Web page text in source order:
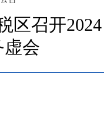
区召开2024
虚会